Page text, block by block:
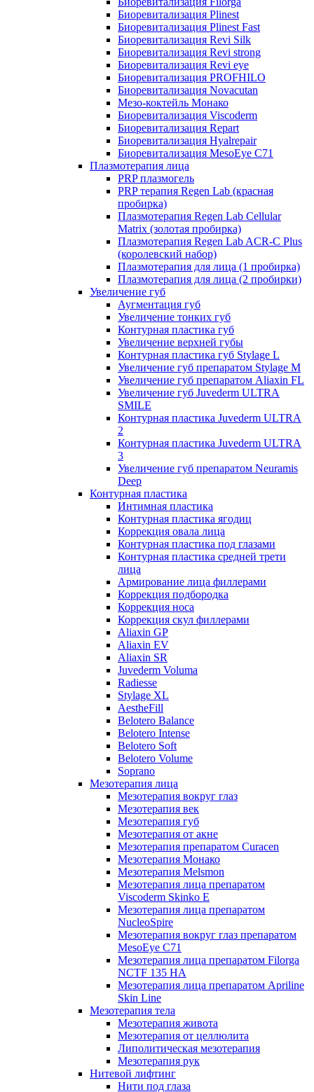
Биоревитализация Plinest
Биоревитализация Plinest Fast
Биоревитализация Revi Silk
Биоревитализация Revi strong
Биоревитализация Revi eye
Биоревитализация PROFHILO
Биоревитализация Novacutan
Мезо-коктейль Монако
Биоревитализация Viscoderm
Биоревитализация Repart
Биоревитализация Hyalrepair
Биоревитализация MesoEye C71
Плазмотерапия лица
PRP плазмогель
PRP терапия Regen Lab (красная
пробирка)
Плазмотерапия Regen Lab Cellular
Matrix (золотая пробирка)
Плазмотерапия Regen Lab ACR-C Plus
(королевский набор)
Плазмотерапия для лица (1 пробирка)
Плазмотерапия для лица (2 пробирки)
Увеличение губ
Аугментация губ
Увеличение тонких губ
Контурная пластика губ
Увеличение верхней губы
Контурная пластика губ Stylage L
Увеличение губ препаратом Stylage M
Увеличение губ препаратом Aliaxin FL
Увеличение губ Juvederm ULTRA
SMILE
Контурная пластика Juvederm ULTRA
2
Контурная пластика Juvederm ULTRA
3
Увеличение губ препаратом Neuramis
Deep
Контурная пластика
Интимная пластика
Контурная пластика ягодиц
Коррекция овала лица
Контурная пластика под глазами
Контурная пластика средней трети
лица
Армирование лица филлерами
Коррекция подбородка
Коррекция носа
Коррекция скул филлерами
Aliaxin GP
Aliaxin EV
Aliaxin SR
Juvederm Voluma
Radiesse
Stylage XL
AestheFill
Belotero Balance
Belotero Intense
Belotero Soft
Belotero Volume
Soprano
Мезотерапия лица
Мезотерапия вокруг глаз
Мезотерапия век
Мезотерапия губ
Мезотерапия от акне
Мезотерапия препаратом Curacen
Мезотерапия Монако
Мезотерапия Melsmon
Мезотерапия лица препаратом
Viscoderm Skinko E
Мезотерапия лица препаратом
NucleoSpire
Мезотерапия вокруг глаз препаратом
MesoEye С71
Мезотерапия лица препаратом Filorga
NCTF 135 HA
Мезотерапия лица препаратом Apriline
Skin Line
Мезотерапия тела
Мезотерапия живота
Мезотерапия от целлюлита
Липолитическая мезотерапия
Мезотерапия рук
Нитевой лифтинг
Нити под глаза